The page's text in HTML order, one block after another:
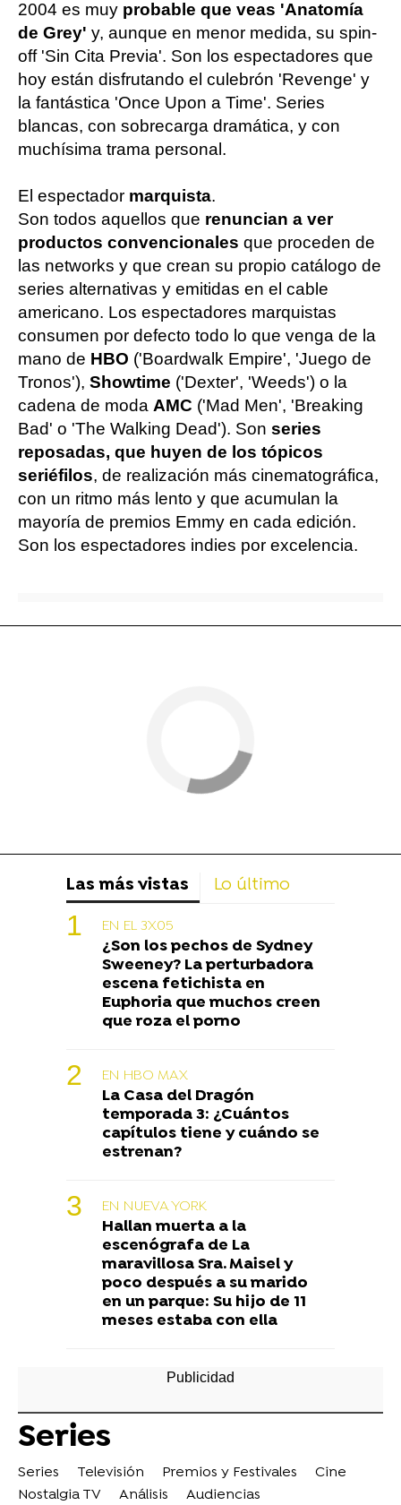
2004 es muy probable que veas 'Anatomía
de Grey' y, aunque en menor medida, su spin-
off 'Sin Cita Previa'. Son los espectadores que
hoy están disfrutando el culebrón 'Revenge' y
la fantástica 'Once Upon a Time'. Series
blancas, con sobrecarga dramática, y con
muchísima trama personal.
El espectador marquista.
Son todos aquellos que renuncian a ver
productos convencionales que proceden de
las networks y que crean su propio catálogo de
series alternativas y emitidas en el cable
americano. Los espectadores marquistas
consumen por defecto todo lo que venga de la
mano de HBO ('Boardwalk Empire', 'Juego de
Tronos'), Showtime ('Dexter', 'Weeds') o la
cadena de moda AMC ('Mad Men', 'Breaking
Bad' o 'The Walking Dead'). Son series
reposadas, que huyen de los tópicos
seriéfilos, de realización más cinematográfica,
con un ritmo más lento y que acumulan la
mayoría de premios Emmy en cada edición.
Son los espectadores indies por excelencia.
Las más vistas Lo último
EN EL 3X05
¿Son los pechos de Sydney
Sweeney? La perturbadora
escena fetichista en
Euphoria que muchos creen
que roza el porno
EN HBO MAX
La Casa del Dragón
temporada 3: ¿Cuántos
capítulos tiene y cuándo se
estrenan?
EN NUEVA YORK
Hallan muerta a la
escenógrafa de La
maravillosa Sra. Maisel y
poco después a su marido
en un parque: Su hijo de 11
meses estaba con ella
Series
Series Televisión Premios y Festivales
Cine
Nostalgia TV
Análisis Audiencias